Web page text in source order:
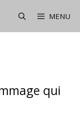
MENU
qui